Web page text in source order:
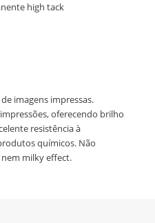
high tack
imagens impressas.
oferecendo brilho
resistência à
químicos. Não
milky effect.